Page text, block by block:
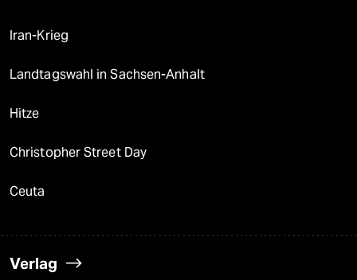
Iran-Krieg
Landtagswahl in Sachsen-Anhalt
Hitze
Christopher Street Day
Ceuta
Verlag